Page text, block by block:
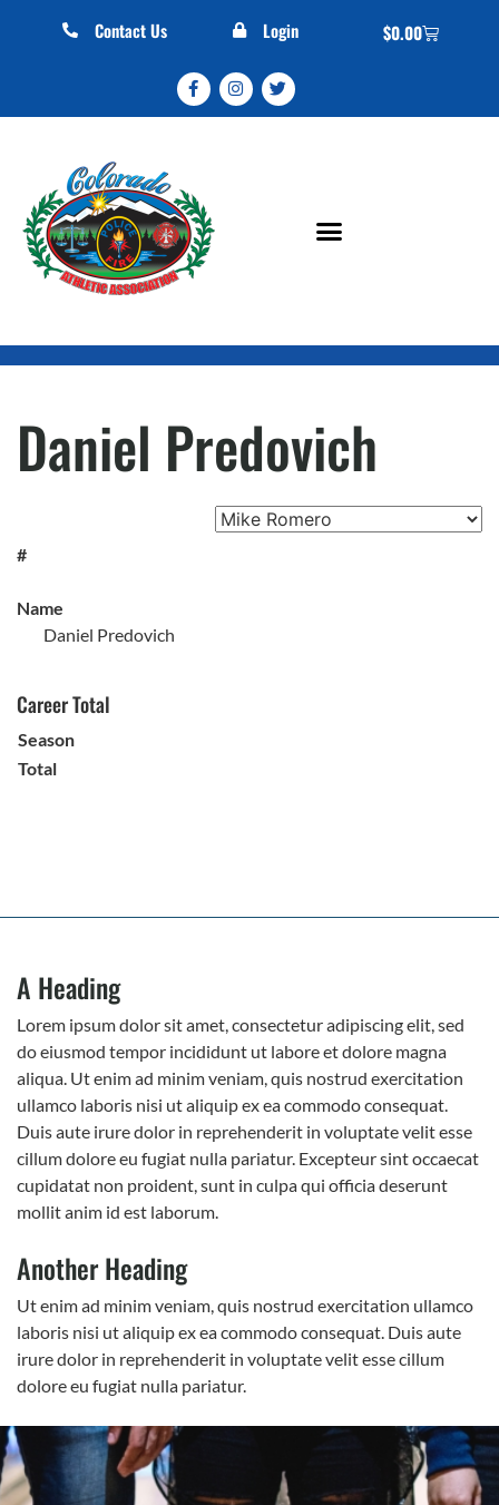
Contact Us Login $0.00
Daniel Predovich
#
Name
Daniel Predovich
Career Total
Season
Total
A Heading
Lorem ipsum dolor sit amet, consectetur adipiscing elit, sed
do eiusmod tempor incididunt ut labore et dolore magna
aliqua. Ut enim ad minim veniam, quis nostrud exercitation
ullamco laboris nisi ut aliquip ex ea commodo consequat.
Duis aute irure dolor in reprehenderit in voluptate velit esse
cillum dolore eu fugiat nulla pariatur. Excepteur sint occaecat
cupidatat non proident, sunt in culpa qui officia deserunt
mollit anim id est laborum.
Another Heading
Ut enim ad minim veniam, quis nostrud exercitation ullamco
laboris nisi ut aliquip ex ea commodo consequat. Duis aute
irure dolor in reprehenderit in voluptate velit esse cillum
dolore eu fugiat nulla pariatur.